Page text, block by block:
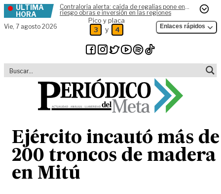
Skip to content
ÚLTIMA
HORA
Contraloría alerta: caída de regalías pone en
riesgo obras e inversión en las regiones
Vie, 7 agosto 2026
Pico y placa
3 y 4 Enlaces rápidos
Ejército incautó más de
200 troncos de madera
en Mitú